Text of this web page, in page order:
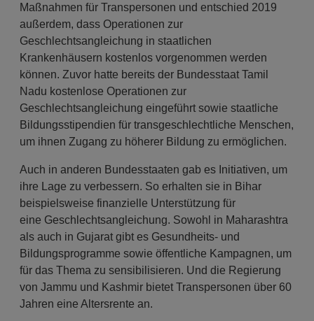
Maßnahmen für Transpersonen und entschied 2019
außerdem, dass Operationen zur
Geschlechtsangleichung in staatlichen
Krankenhäusern kostenlos vorgenommen werden
können. Zuvor hatte bereits der Bundesstaat Tamil
Nadu kostenlose Operationen zur
Geschlechtsangleichung eingeführt sowie staatliche
Bildungsstipendien für transgeschlechtliche Menschen,
um ihnen Zugang zu höherer Bildung zu ermöglichen.
Auch in anderen Bundesstaaten gab es Initiativen, um
ihre Lage zu verbessern. So erhalten sie in Bihar
beispielsweise finanzielle Unterstützung für
eine Geschlechtsangleichung. Sowohl in Maharashtra
als auch in Gujarat gibt es Gesundheits- und
Bildungsprogramme sowie öffentliche Kampagnen, um
für das Thema zu sensibilisieren. Und die Regierung
von Jammu und Kashmir bietet Transpersonen über 60
Jahren eine Altersrente an.